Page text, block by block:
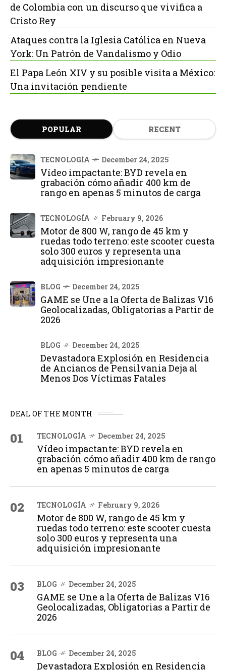
de Colombia con un discurso que vivifica a
Cristo Rey
Ataques contra la Iglesia Católica en Nueva
York: Un Patrón de Vandalismo y Odio
El Papa León XIV y su posible visita a México:
Una invitación pendiente
POPULAR RECENT
TECNOLOGÍA December 24, 2025
Vídeo impactante: BYD revela en
grabación cómo añadir 400 km de
rango en apenas 5 minutos de carga
TECNOLOGÍA February 9, 2026
Motor de 800 W, rango de 45 km y
ruedas todo terreno: este scooter cuesta
solo 300 euros y representa una
adquisición impresionante
BLOG December 24, 2025
GAME se Une a la Oferta de Balizas V16
Geolocalizadas, Obligatorias a Partir de
2026
BLOG December 24, 2025
Devastadora Explosión en Residencia
de Ancianos de Pensilvania Deja al
Menos Dos Víctimas Fatales
DEAL OF THE MONTH
01 TECNOLOGÍA December 24, 2025
Vídeo impactante: BYD revela en
grabación cómo añadir 400 km de rango
en apenas 5 minutos de carga
02 TECNOLOGÍA February 9, 2026
Motor de 800 W, rango de 45 km y
ruedas todo terreno: este scooter cuesta
solo 300 euros y representa una
adquisición impresionante
03 BLOG December 24, 2025
GAME se Une a la Oferta de Balizas V16
Geolocalizadas, Obligatorias a Partir de
2026
04 BLOG December 24, 2025
Devastadora Explosión en Residencia